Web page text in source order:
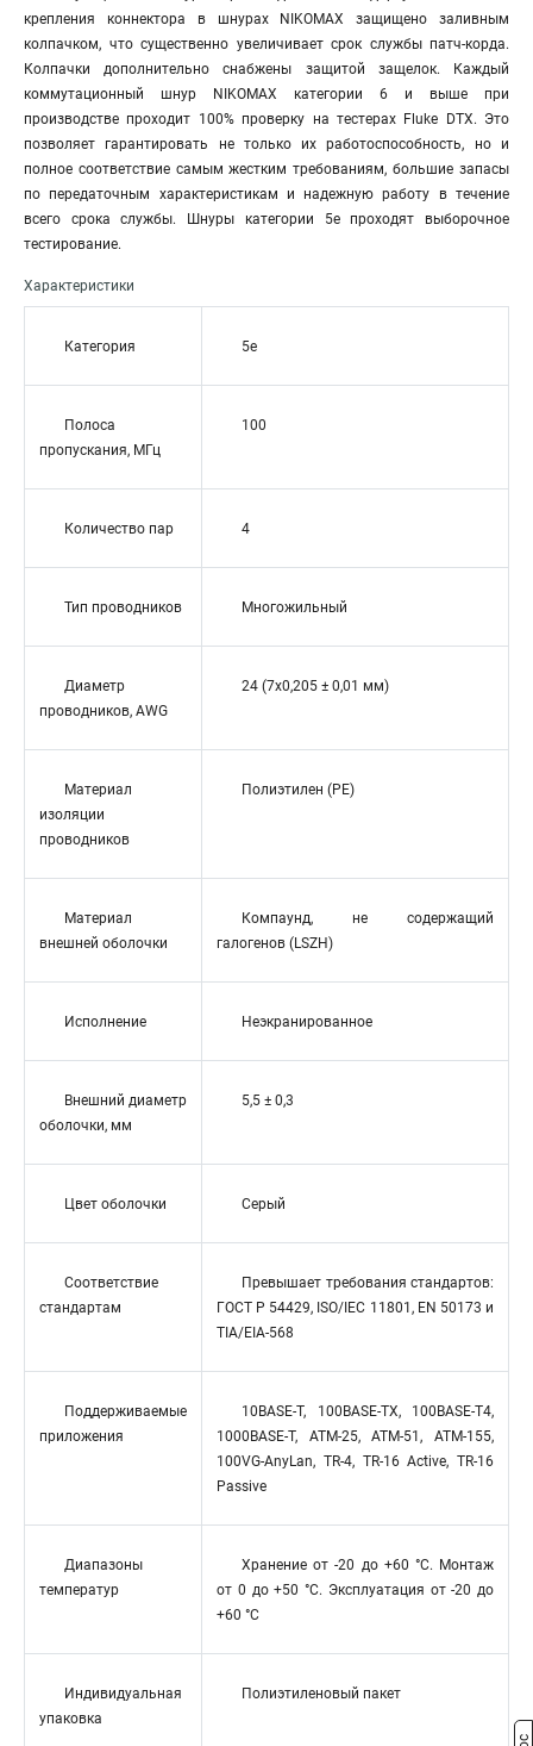
крепления коннектора в шнурах NIKOMAX защищено заливным
колпачком, что существенно увеличивает срок службы патч-корда.
Колпачки дополнительно снабжены защитой защелок. Каждый
коммутационный шнур NIKOMAX категории 6 и выше при
производстве проходит 100% проверку на тестерах Fluke DTX. Это
позволяет гарантировать не только их работоспособность, но и
полное соответствие самым жестким требованиям, большие запасы
по передаточным характеристикам и надежную работу в течение
всего срока службы. Шнуры категории 5е проходят выборочное
тестирование.
Характеристики
Категория 5e
Полоса
пропускания, МГц
100
Количество пар 4
Тип проводников Многожильный
Диаметр
проводников, AWG
24 (7x0,205 ± 0,01 мм)
Материал
изоляции
проводников
Полиэтилен (PE)
Материал
внешней оболочки
Компаунд, не содержащий
галогенов (LSZH)
Исполнение Неэкранированное
Внешний диаметр
оболочки, мм
5,5 ± 0,3
Цвет оболочки Серый
Соответствие
стандартам
Превышает требования стандартов:
ГОСТ Р 54429, ISO/IEC 11801, EN 50173 и
TIA/EIA-568
Поддерживаемые
приложения
10BASE-T, 100BASE-TX, 100BASE-T4,
1000BASE-T, ATM-25, ATM-51, ATM-155,
100VG-AnyLan, TR-4, TR-16 Active, TR-16
Passive
Диапазоны
температур
Хранение от -20 до +60 °C. Монтаж
от 0 до +50 °C. Эксплуатация от -20 до
+60 °C
Индивидуальная
упаковка
Полиэтиленовый пакет